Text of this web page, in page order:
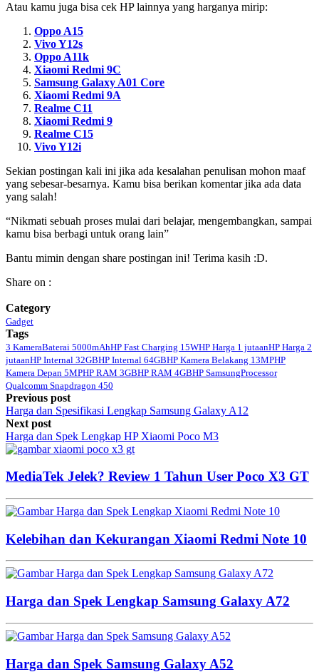
Atau kamu juga bisa cek HP lainnya yang harganya mirip:
Oppo A15
Vivo Y12s
Oppo A11k
Xiaomi Redmi 9C
Samsung Galaxy A01 Core
Xiaomi Redmi 9A
Realme C11
Xiaomi Redmi 9
Realme C15
Vivo Y12i
Sekian postingan kali ini jika ada kesalahan penulisan mohon maaf
yang sebesar-besarnya. Kamu bisa berikan komentar jika ada data
yang salah!
“Nikmati sebuah proses mulai dari belajar, mengembangkan, sampai
kamu bisa berbagi untuk orang lain”
Bantu mimin dengan share postingan ini! Terima kasih :D.
Share on :
Category
Gadget
Tags
3 KameraBaterai 5000mAhHP Fast Charging 15WHP Harga 1 jutaanHP Harga 2
jutaanHP Internal 32GBHP Internal 64GBHP Kamera Belakang 13MPHP
Kamera Depan 5MPHP RAM 3GBHP RAM 4GBHP SamsungProcessor
Qualcomm Snapdragon 450
Previous post
Harga dan Spesifikasi Lengkap Samsung Galaxy A12
Next post
Harga dan Spek Lengkap HP Xiaomi Poco M3
MediaTek Jelek? Review 1 Tahun User Poco X3 GT
Kelebihan dan Kekurangan Xiaomi Redmi Note 10
Harga dan Spek Lengkap Samsung Galaxy A72
Harga dan Spek Samsung Galaxy A52